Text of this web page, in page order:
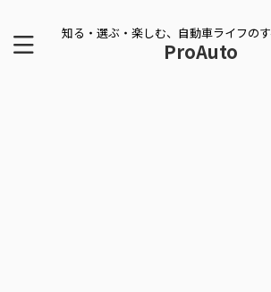
知る・選ぶ・楽しむ、自動車ライフの
ProAuto